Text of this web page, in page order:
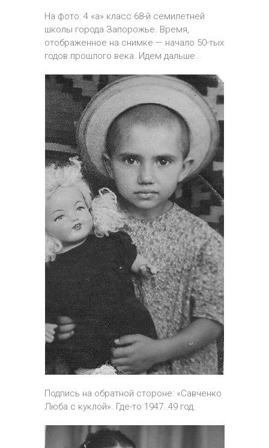
На фото: 4 «а» класс 68-й семилетней
школы города Запорожье. Время,
отображенное на снимке — начало 50-тых
годов прошлого века. Идем дальше..
Подпись на обратной стороне: «Савченко
Люба с куклой». Где-то 1947..49 год.